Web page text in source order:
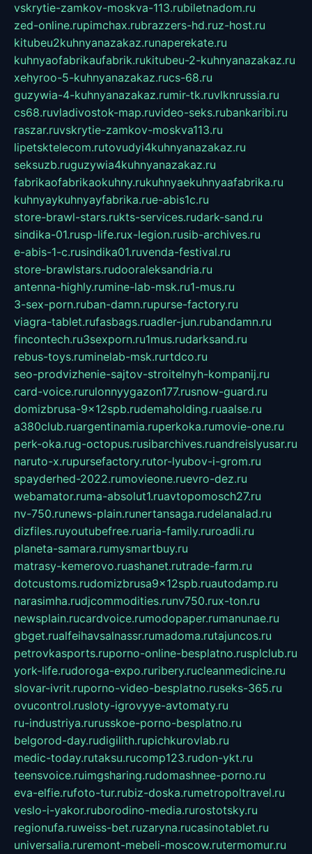
vskrytie-zamkov-moskva-113.rubiletnadom.ru
zed-online.rupimchax.rubrazzers-hd.ruz-host.ru
kitubeu2kuhnyanazakaz.runaperekate.ru
kuhnyaofabrikaufabrik.rukitubeu-2-kuhnyanazakaz.ru
xehyroo-5-kuhnyanazakaz.rucs-68.ru
guzywia-4-kuhnyanazakaz.rumir-tk.ruvlknrussia.ru
cs68.ruvladivostok-map.ruvideo-seks.rubankaribi.ru
raszar.ruvskrytie-zamkov-moskva113.ru
lipetsktelecom.rutovudyi4kuhnyanazakaz.ru
seksuzb.ruguzywia4kuhnyanazakaz.ru
fabrikaofabrikaokuhny.rukuhnyaekuhnyaafabrika.ru
kuhnyaykuhnyayfabrika.rue-abis1c.ru
store-brawl-stars.rukts-services.rudark-sand.ru
sindika-01.rusp-life.rux-legion.rusib-archives.ru
e-abis-1-c.rusindika01.ruvenda-festival.ru
store-brawlstars.rudooraleksandria.ru
antenna-highly.rumine-lab-msk.ru1-mus.ru
3-sex-porn.ruban-damn.rupurse-factory.ru
viagra-tablet.rufasbags.ruadler-jun.rubandamn.ru
fincontech.ru3sexporn.ru1mus.rudarksand.ru
rebus-toys.ruminelab-msk.rurtdco.ru
seo-prodvizhenie-sajtov-stroitelnyh-kompanij.ru
card-voice.rurulonnyygazon177.rusnow-guard.ru
domizbrusa-9x12spb.rudemaholding.ruaalse.ru
a380club.ruargentinamia.ruperkoka.rumovie-one.ru
perk-oka.rug-octopus.rusibarchives.ruandreislyusar.ru
naruto-x.rupursefactory.rutor-lyubov-i-grom.ru
spayderhed-2022.rumovieone.ruevro-dez.ru
webamator.ruma-absolut1.ruavtopomosch27.ru
nv-750.runews-plain.runertansaga.rudelanalad.ru
dizfiles.ruyoutubefree.ruaria-family.ruroadli.ru
planeta-samara.rumysmartbuy.ru
matrasy-kemerovo.ruashanet.rutrade-farm.ru
dotcustoms.rudomizbrusa9x12spb.ruautodamp.ru
narasimha.rudjcommodities.runv750.rux-ton.ru
newsplain.rucardvoice.rumodopaper.rumanunae.ru
gbget.rualfeihavsalnassr.rumadoma.rutajuncos.ru
petrovkasports.ruporno-online-besplatno.rusplclub.ru
york-life.rudoroga-expo.ruribery.rucleanmedicine.ru
slovar-ivrit.ruporno-video-besplatno.ruseks-365.ru
ovucontrol.rusloty-igrovyye-avtomaty.ru
ru-industriya.rurusskoe-porno-besplatno.ru
belgorod-day.rudigilith.rupichkurovlab.ru
medic-today.rutaksu.rucomp123.rudon-ykt.ru
teensvoice.ruimgsharing.rudomashnee-porno.ru
eva-elfie.rufoto-tur.rubiz-doska.rumetropoltravel.ru
veslo-i-yakor.ruborodino-media.rurostotsky.ru
regionufa.ruweiss-bet.ruzaryna.rucasinotablet.ru
universalia.ruremont-mebeli-moscow.rutermomur.ru